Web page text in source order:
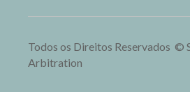
Todos os Direitos Reservados ©
Arbitration